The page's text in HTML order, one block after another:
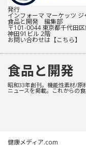
発行
インフォーマ マーケッツ
食品と開発 編集部
〒101-0044 東京都千代田
神田91ビル 2階
お問い合わせは 【こちら】
食品と開発
昭和33年創刊。機能性素材/
ニュースを掲載。これからの
健康メディア.com